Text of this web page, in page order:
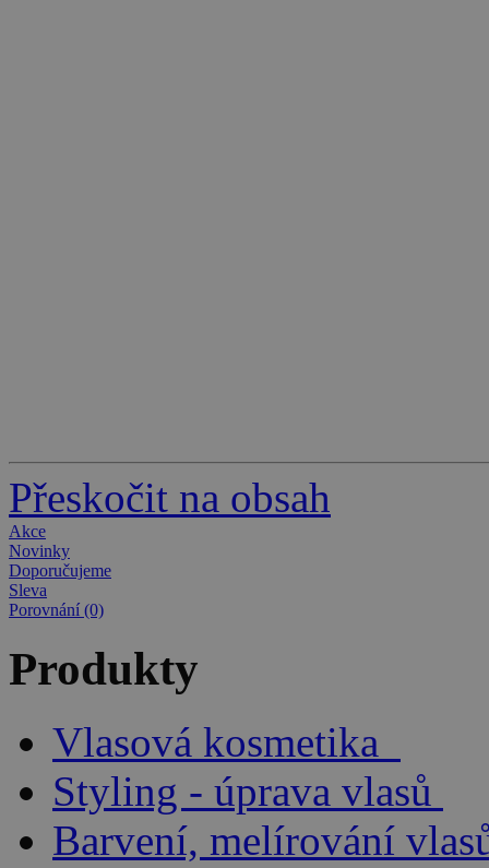
Přeskočit na obsah
Akce
Novinky
Doporučujeme
Sleva
Porovnání (0)
Produkty
Vlasová kosmetika
Styling - úprava vlasů
Barvení, melírování